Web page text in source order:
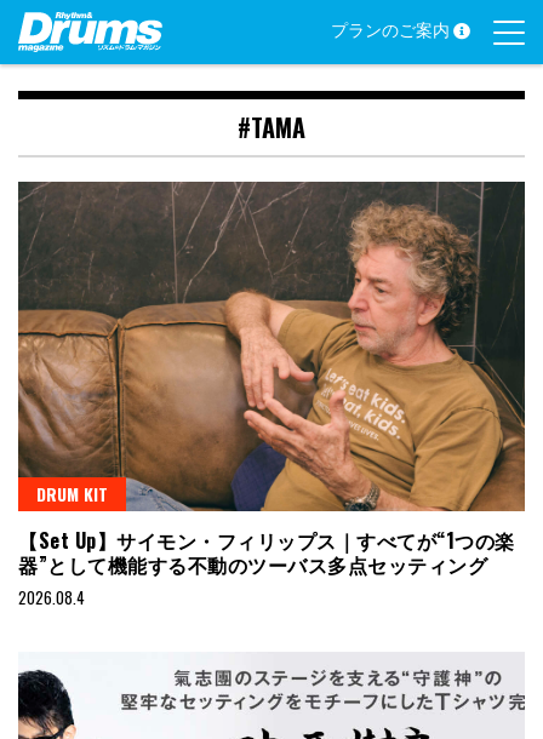
Skip
content
プランのご案内
#TAMA
DRUM KIT
【Set Up】サイモン・フィリップス｜すべてが“1つの楽
器”として機能する不動のツーバス多点セッティング
2026.08.4